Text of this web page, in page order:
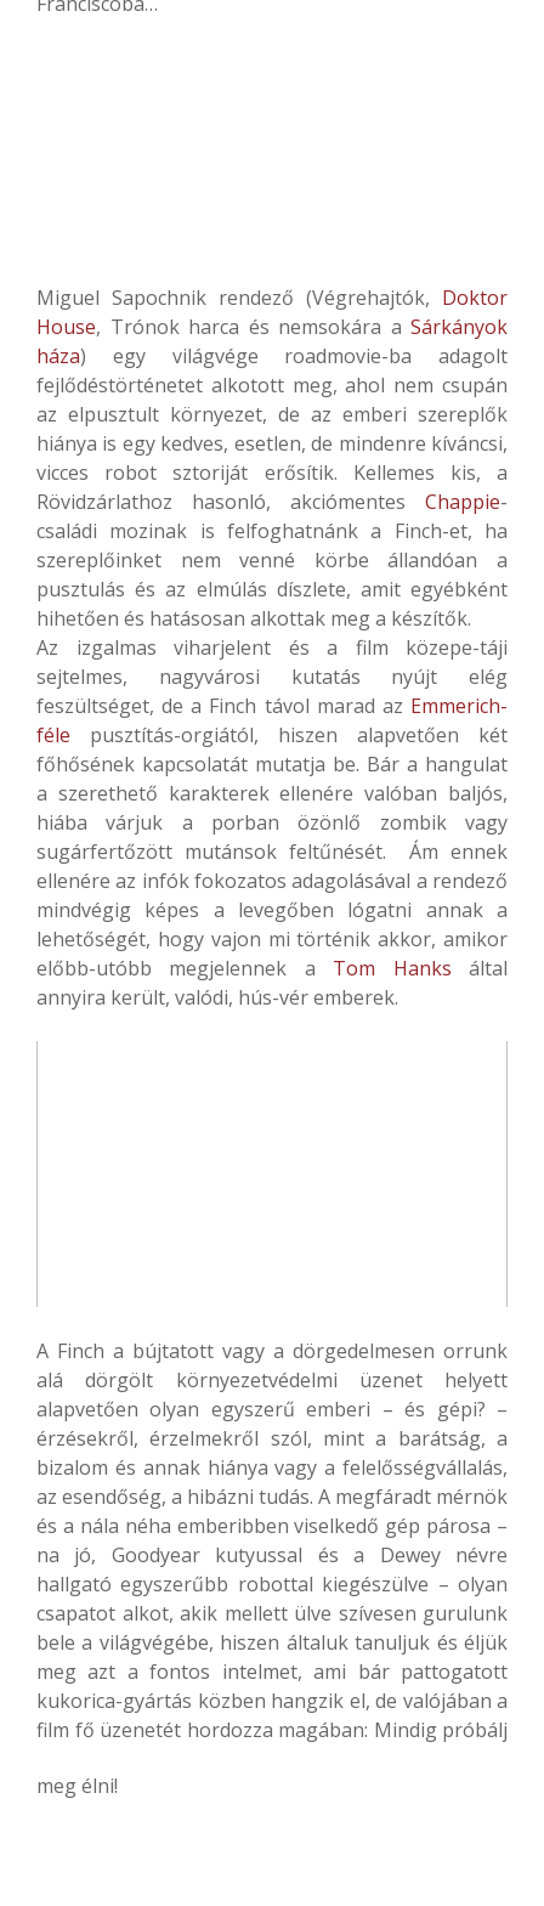
Miguel Sapochnik rendező (Végrehajtók, Doktor
House, Trónok harca és nemsokára a Sárkányok
háza) egy világvége roadmovie-ba adagolt
fejlődéstörténetet alkotott meg, ahol nem csupán
az elpusztult környezet, de az emberi szereplők
hiánya is egy kedves, esetlen, de mindenre kíváncsi,
vicces robot sztoriját erősítik. Kellemes kis, a
Rövidzárlathoz hasonló, akciómentes Chappie-
családi mozinak is felfoghatnánk a Finch-et, ha
szereplőinket nem venné körbe állandóan a
pusztulás és az elmúlás díszlete, amit egyébként
hihetően és hatásosan alkottak meg a készítők.
Az izgalmas viharjelent és a film közepe-táji
sejtelmes, nagyvárosi kutatás nyújt elég
feszültséget, de a Finch távol marad az Emmerich-
féle pusztítás-orgiától, hiszen alapvetően két
főhősének kapcsolatát mutatja be. Bár a hangulat
a szerethető karakterek ellenére valóban baljós,
hiába várjuk a porban özönlő zombik vagy
sugárfertőzött mutánsok feltűnését. Ám ennek
ellenére az infók fokozatos adagolásával a rendező
mindvégig képes a levegőben lógatni annak a
lehetőségét, hogy vajon mi történik akkor, amikor
előbb-utóbb megjelennek a Tom Hanks által
annyira került, valódi, hús-vér emberek.
A Finch a bújtatott vagy a dörgedelmesen orrunk
alá dörgölt környezetvédelmi üzenet helyett
alapvetően olyan egyszerű emberi – és gépi? –
érzésekről, érzelmekről szól, mint a barátság, a
bizalom és annak hiánya vagy a felelősségvállalás,
az esendőség, a hibázni tudás. A megfáradt mérnök
és a nála néha emberibben viselkedő gép párosa –
na jó, Goodyear kutyussal és a Dewey névre
hallgató egyszerűbb robottal kiegészülve – olyan
csapatot alkot, akik mellett ülve szívesen gurulunk
bele a világvégébe, hiszen általuk tanuljuk és éljük
meg azt a fontos intelmet, ami bár pattogatott
kukorica-gyártás közben hangzik el, de valójában a
film fő üzenetét hordozza magában: Mindig próbálj
meg élni!